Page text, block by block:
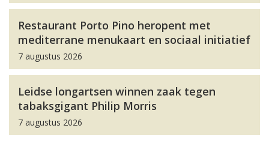
Restaurant Porto Pino heropent met
mediterrane menukaart en sociaal initiatief
7 augustus 2026
Leidse longartsen winnen zaak tegen
tabaksgigant Philip Morris
7 augustus 2026